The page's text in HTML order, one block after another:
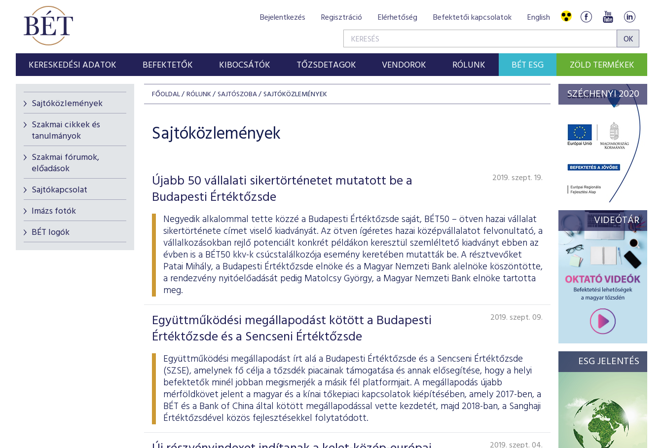
Bejelentkezés Regisztráció Elérhetőség Befektetői kapcsolatok English
KERESKEDÉSI ADATOK BEFEKTETŐK KIBOCSÁTÓK TŐZSDETAGOK VENDOROK RÓLUNK BÉT ESG ZÖLD TERMÉKEK
Sajtóközlemények
Szakmai cikkek és
tanulmányok
Szakmai fórumok,
előadások
Sajtókapcsolat
Imázs fotók
BÉT logók
FŐOLDAL RÓLUNK SAJTÓSZOBA SAJTÓKÖZLEMÉNYEK
Sajtóközlemények
Újabb 50 vállalati sikertörténetet mutatott be a
Budapesti Értéktőzsde
2019. szept. 19.
Negyedik alkalommal tette közzé a Budapesti Értéktőzsde saját, BÉT50 – ötven hazai vállalat
sikertörténete címet viselő kiadványát. Az ötven ígéretes hazai középvállalatot felvonultató, a
vállalkozásokban rejlő potenciált konkrét példákon keresztül szemléltető kiadványt ebben az
évben is a BÉT50 kkv-k csúcstalálkozója esemény keretében mutatták be. A résztvevőket
Patai Mihály, a Budapesti Értéktőzsde elnöke és a Magyar Nemzeti Bank alelnöke köszöntötte,
a rendezvény nyitóelőadását pedig Matolcsy György, a Magyar Nemzeti Bank elnöke tartotta
meg.
Együttműködési megállapodást kötött a Budapesti
Értéktőzsde és a Sencseni Értéktőzsde
2019. szept. 09.
Együttműködési megállapodást írt alá a Budapesti Értéktőzsde és a Sencseni Értéktőzsde
(SZSE), amelynek fő célja a tőzsdék piacainak támogatása és annak elősegítése, hogy a helyi
befektetők minél jobban megismerjék a másik fél platformjait. A megállapodás újabb
mérföldkövet jelent a magyar és a kínai tőkepiaci kapcsolatok kiépítésében, amely 2017-ben, a
BÉT és a Bank of China által kötött megállapodással vette kezdetét, majd 2018-ban, a Sanghaji
Értéktőzsdével közös fejlesztésekkel folytatódott.
SZÉCHENYI 2020
VIDEÓTÁR
ESG JELENTÉS